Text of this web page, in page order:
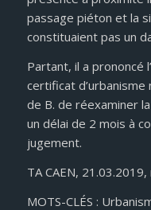
passage piéton et la
constituaient pas un
Partant, il a prononcé
certificat
de B. de réexaminer
un délai de 2 mois à
jugement.
TA CAEN,
MOTS-CLÉS :